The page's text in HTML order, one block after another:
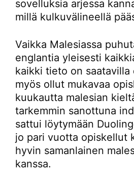
sovelluksia arjessa
millä kulkuvälineellä
Vaikka Malesiassa
englantia yleisesti
kaikki tieto on saatavilla
myös ollut mukavaa
kuukautta malesian
tarkemmin sanottuna
sattui löytymään
jo pari vuotta opiskellut
hyvin samanlainen
kanssa.